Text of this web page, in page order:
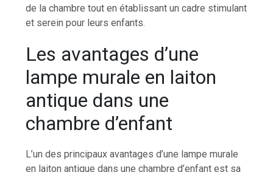
de la chambre tout en établissant un cadre stimulant
et serein pour leurs enfants.
Les avantages d’une
lampe murale en laiton
antique dans une
chambre d’enfant
L’un des principaux avantages d’une lampe murale
en laiton antique dans une chambre d’enfant est sa